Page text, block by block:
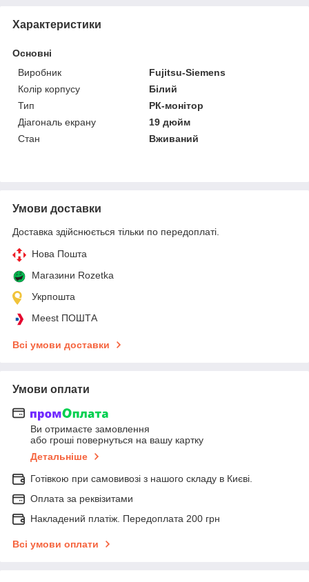
Характеристики
Основні
Виробник
Fujitsu-Siemens
Колір корпусу
Білий
Тип
РК-монітор
Діагональ екрану
19 дюйм
Стан
Вживаний
Умови доставки
Доставка здійснюється тільки по передоплаті.
Нова Пошта
Магазини Rozetka
Укрпошта
Meest ПОШТА
Всі умови доставки
Умови оплати
Ви отримаєте замовлення
або гроші повернуться на вашу картку
Детальніше
Готівкою при самовивозі з нашого складу в Києві.
Оплата за реквізитами
Накладений платіж. Передоплата 200 грн
Всі умови оплати